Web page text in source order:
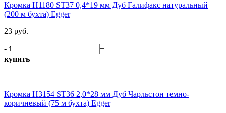
Кромка H1180 ST37 0,4*19 мм Дуб Галифакс натуральный
(200 м бухта) Egger
23 руб.
-
+
купить
Кромка H3154 ST36 2,0*28 мм Дуб Чарльстон темно-
коричневый (75 м бухта) Egger